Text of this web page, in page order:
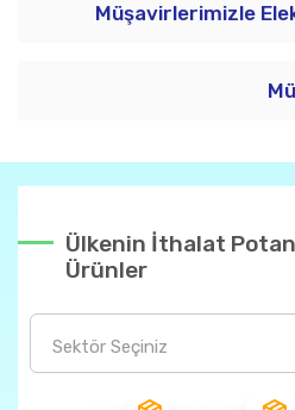
Müşavirlerimizle
Ülkenin İthalat
Ürünler
Sektör Seçiniz